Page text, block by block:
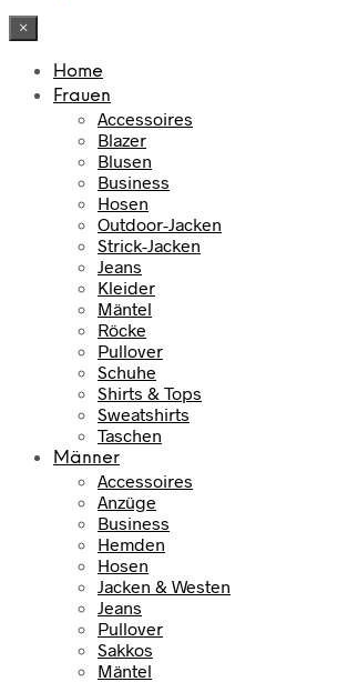
×
Home
Frauen
Accessoires
Blazer
Blusen
Business
Hosen
Outdoor-Jacken
Strick-Jacken
Jeans
Kleider
Mäntel
Röcke
Pullover
Schuhe
Shirts & Tops
Sweatshirts
Taschen
Männer
Accessoires
Anzüge
Business
Hemden
Hosen
Jacken & Westen
Jeans
Pullover
Sakkos
Mäntel